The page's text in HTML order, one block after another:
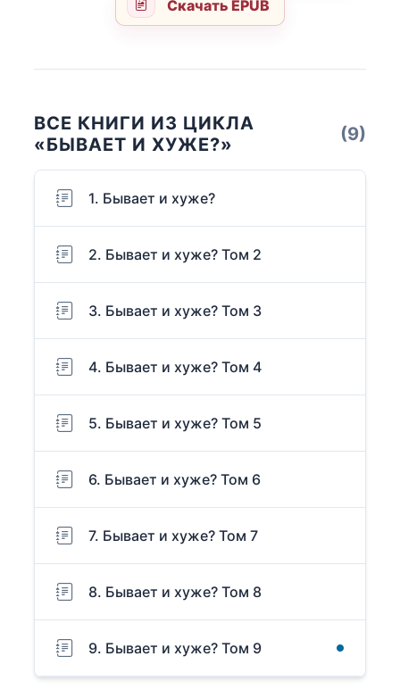
Скачать EPUB
ВСЕ КНИГИ ИЗ ЦИКЛА
«БЫВАЕТ И ХУЖЕ?»
(9)
1. Бывает и хуже?
2. Бывает и хуже? Том 2
3. Бывает и хуже? Том 3
4. Бывает и хуже? Том 4
5. Бывает и хуже? Том 5
6. Бывает и хуже? Том 6
7. Бывает и хуже? Том 7
8. Бывает и хуже? Том 8
9. Бывает и хуже? Том 9